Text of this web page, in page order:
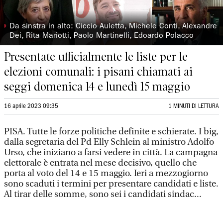
◗ Da sinstra in alto: Ciccio Auletta, Michele Conti, Alexandre
Dei, Rita Mariotti, Paolo Martinelli, Edoardo Polacco
Presentate ufficialmente le liste per le
elezioni comunali: i pisani chiamati ai
seggi domenica 14 e lunedì 15 maggio
16 aprile 2023 09:35 1 MINUTI DI LETTURA
PISA. Tutte le forze politiche definite e schierate. I big,
dalla segretaria del Pd Elly Schlein al ministro Adolfo
Urso, che iniziano a farsi vedere in città. La campagna
elettorale è entrata nel mese decisivo, quello che
porta al voto del 14 e 15 maggio. Ieri a mezzogiorno
sono scaduti i termini per presentare candidati e liste.
Al tirar delle somme, sono sei i candidati sindac...